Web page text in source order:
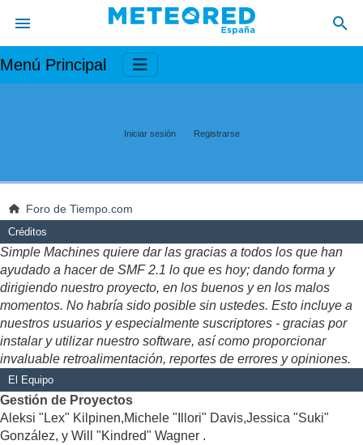
Menú Principal
Iniciar sesión Registrarse
Foro de Tiempo.com
Créditos
Simple Machines quiere dar las gracias a todos los que han
ayudado a hacer de SMF 2.1 lo que es hoy; dando forma y
dirigiendo nuestro proyecto, en los buenos y en los malos
momentos. No habría sido posible sin ustedes. Esto incluye a
nuestros usuarios y especialmente suscriptores - gracias por
instalar y utilizar nuestro software, así como proporcionar
invaluable retroalimentación, reportes de errores y opiniones.
El Equipo
Gestión de Proyectos
Aleksi "Lex" Kilpinen,Michele "Illori" Davis,Jessica "Suki"
González, y Will "Kindred" Wagner .